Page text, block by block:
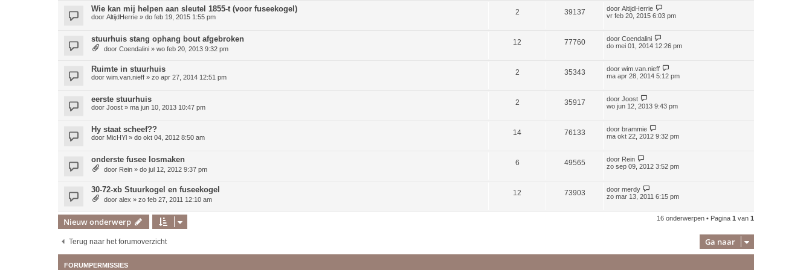
Wie kan mij helpen aan sleutel 1855-t (voor fuseekogel)
door AltijdHerrie » do feb 19, 2015 1:55 pm
2 39137 door AltijdHerrie
vr feb 20, 2015 6:03 pm
stuurhuis stang ophang bout afgebroken
door Coendalini » wo feb 20, 2013 9:32 pm
12 77760 door Coendalini
do mei 01, 2014 12:26 pm
Ruimte in stuurhuis
door wim.van.nieff » zo apr 27, 2014 12:51 pm
2 35343 door wim.van.nieff
ma apr 28, 2014 5:12 pm
eerste stuurhuis
door Joost » ma jun 10, 2013 10:47 pm
2 35917 door Joost
wo jun 12, 2013 9:43 pm
Hy staat scheef??
door MicHYl » do okt 04, 2012 8:50 am
14 76133 door brammie
ma okt 22, 2012 9:32 pm
onderste fusee losmaken
door Rein » do jul 12, 2012 9:37 pm
6 49565 door Rein
zo sep 09, 2012 3:52 pm
30-72-xb Stuurkogel en fuseekogel
door alex » zo feb 27, 2011 12:10 am
12 73903 door merdy
zo mar 13, 2011 6:15 pm
Nieuw onderwerp 16 onderwerpen • Pagina 1 van 1
Terug naar het forumoverzicht Ga naar
FORUMPERMISSIES